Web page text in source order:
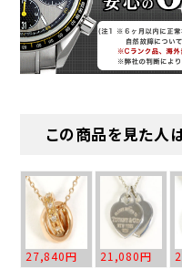
この商品を見た人
27,840円 21,080円